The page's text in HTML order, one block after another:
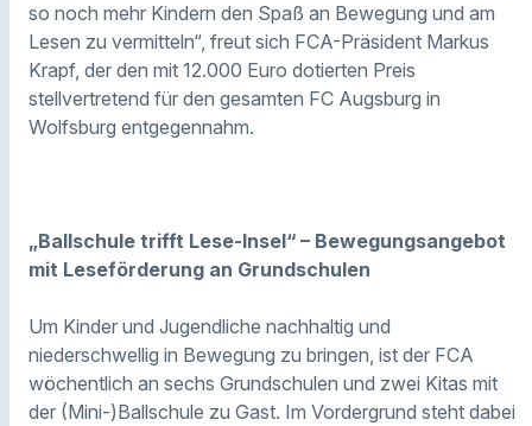
so noch mehr Kindern den Spaß an Bewegung und am
Lesen zu vermitteln“, freut sich FCA-Präsident Markus
Krapf, der den mit 12.000 Euro dotierten Preis
stellvertretend für den gesamten FC Augsburg in
Wolfsburg entgegennahm.
„Ballschule trifft Lese-Insel“ – Bewegungsangebot
mit Leseförderung an Grundschulen
Um Kinder und Jugendliche nachhaltig und
niederschwellig in Bewegung zu bringen, ist der FCA
wöchentlich an sechs Grundschulen und zwei Kitas mit
der (Mini-)Ballschule zu Gast. Im Vordergrund steht dabei